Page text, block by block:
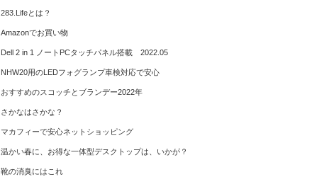
283.Lifeとは？
Amazonでお買い物
Dell 2 in 1 ノートPCタッチパネル搭載 2022.05
NHW20用のLEDフォグランプ車検対応で安心
おすすめのスコッチとブランデー2022年
さかなはさかな？
マカフィーで安心ネットショッピング
温かい春に、お得な一体型デスクトップは、いかが？
靴の消臭にはこれ